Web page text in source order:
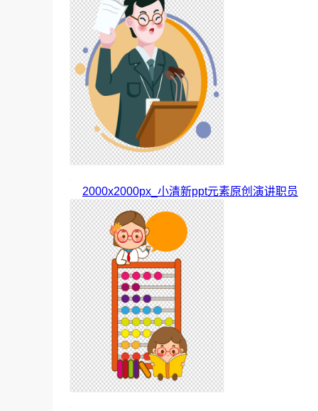
2000x2000px_小清新ppt元素原创演讲职员